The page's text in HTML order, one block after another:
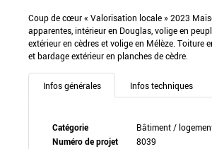
Coup de cœur « Valorisation locale » 2023
apparentes, intérieur en Douglas, volige en
extérieur en cèdres et volige en Mélèze. Toiture
et bardage extérieur en planches de cèdre.
Infos générales Infos techniques
Catégorie
Bâtiment /
Numéro de projet
8039